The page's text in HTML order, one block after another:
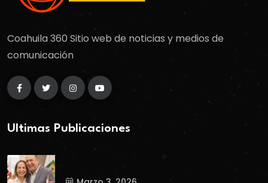
Coahuila 360 Sitio web de noticias y medios de
comunicación
Ultimas Publicaciones